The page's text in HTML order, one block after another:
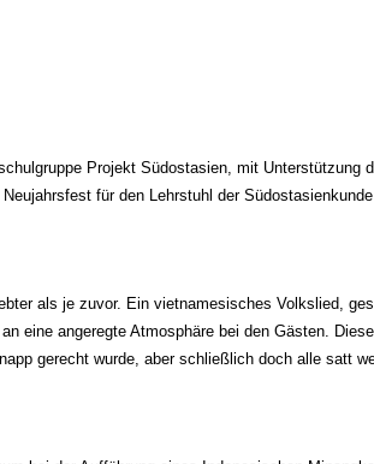
Projekt Südostasien, mit Unterstützung
für den Lehrstuhl der
als je zuvor. Ein vietnamesisches Volkslied,
eine angeregte Atmosphäre bei den Gästen.
gerecht wurde, aber schließlich doch alle satt